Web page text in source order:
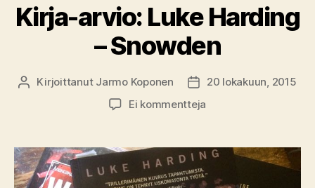
Kirja-arvio: Luke Harding
– Snowden
Kirjoittaja
Kirjoittanut Jarmo Koponen Julkaisupäivämäärä
20 lokakuun, 2015
Ei kommentteja
Luke
–